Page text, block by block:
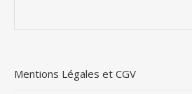
Mentions Légales et CGV